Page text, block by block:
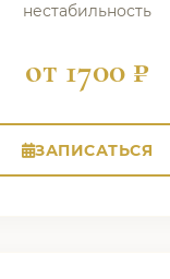
нестабильность
от 1700 ₽
ЗАПИСАТЬСЯ